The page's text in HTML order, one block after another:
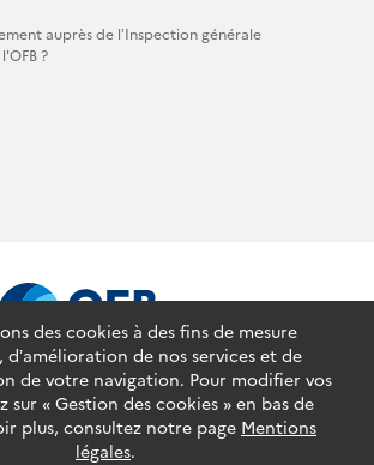
auprès de l’Inspection générale
?
service-public.fr
legifrance.gouv.fr
data.gouv.fr
des cookies à des fins de mesure
d’amélioration de nos services et de
de votre navigation. Pour modifier vos
sur « Gestion des cookies » en bas de
plus, consultez notre page Mentions
légales.